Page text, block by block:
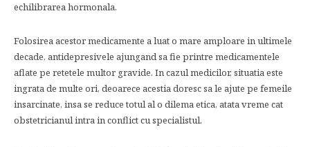
echilibrarea hormonala.
Folosirea acestor medicamente a luat o mare amploare in ultimele
decade, antidepresivele ajungand sa fie printre medicamentele
aflate pe retetele multor gravide. In cazul medicilor, situatia este
ingrata de multe ori, deoarece acestia doresc sa le ajute pe femeile
insarcinate, insa se reduce totul al o dilema etica, atata vreme cat
obstetricianul intra in conflict cu specialistul.